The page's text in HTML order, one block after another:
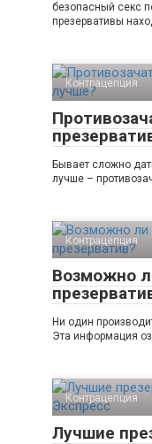
безопасный секс
презервативы
Контрацепция
Бывает сложно
лучше –
Контрацепция
Возможно
Ни один
Эта информация
Контрацепция
Лучшие